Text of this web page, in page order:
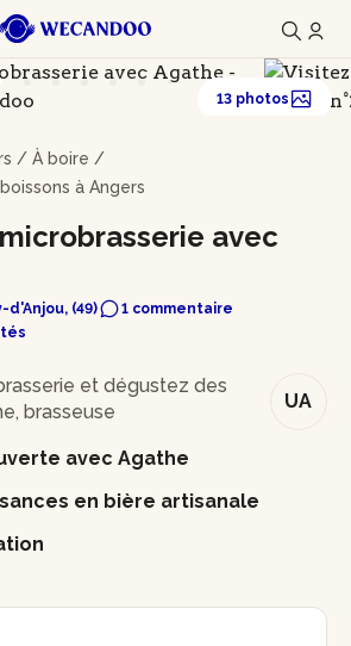
/ À boire /
à Angers
avec
(49)
1 commentaire
13 photos
UA
et dégustez des
brasseuse
avec Agathe
en bière artisanale